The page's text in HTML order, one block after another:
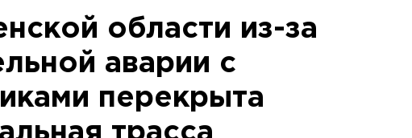
области из-за
аварии с
перекрыта